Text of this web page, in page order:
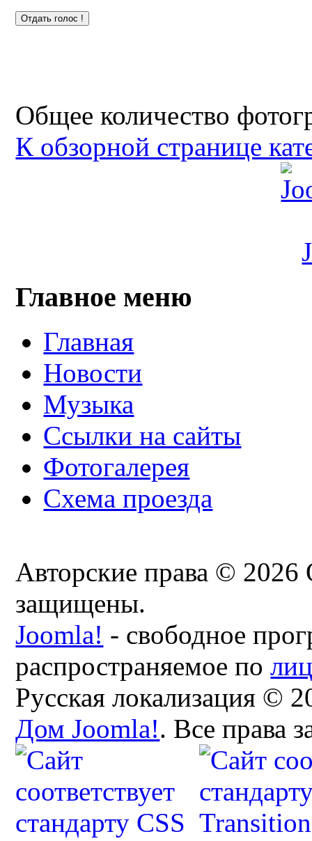
Общее количество
К обзорной странице
Главное меню
Главная
Новости
Музыка
Ссылки на сайты
Фотогалерея
Схема проезда
Авторские права © 2026
защищены.
Joomla! - свободное
распространяемое по
Русская локализация ©
Дом Joomla!. Все права